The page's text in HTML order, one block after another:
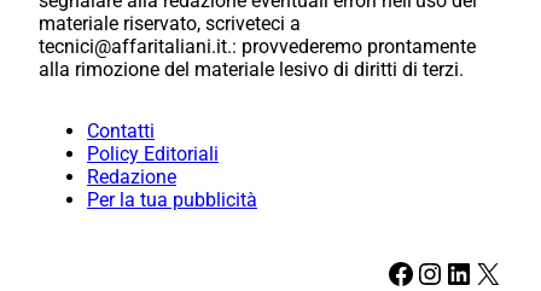
materiale riservato, scriveteci a
tecnici@affaritaliani.it.: provvederemo prontamente
alla rimozione del materiale lesivo di diritti di terzi.
Contatti
Policy Editoriali
Redazione
Per la tua pubblicità
Facebook Instagram LinkedIn X